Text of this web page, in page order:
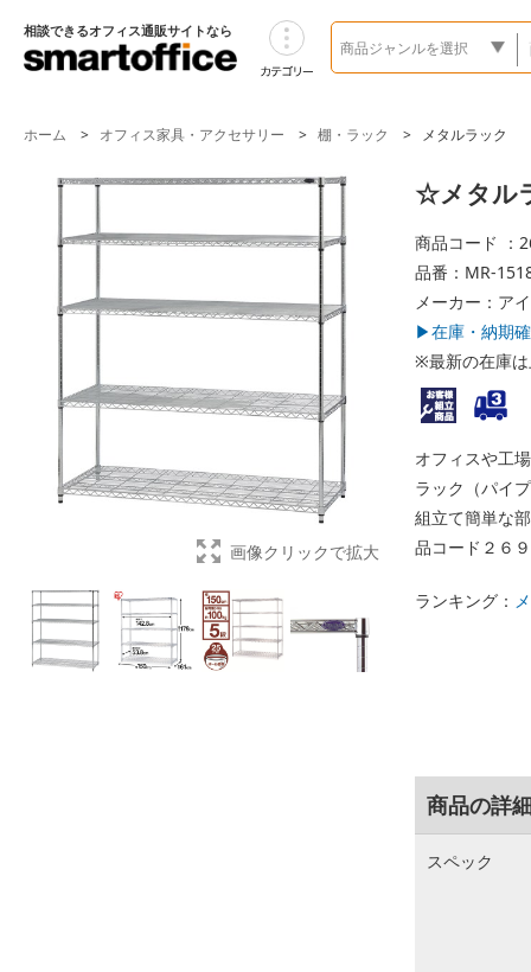
相談できるオフィス通販サイトなら
ホーム オフィス家具・アクセサリー 棚・ラック メタルラック
画像クリックで拡大
☆メタル
商品コード ：
品番：MR-
メーカー：ア
▶在庫・納期
※最新の在庫
オフィスや工
ラック（パイ
組立て簡単な
品コード２６
ランキング：
商品の詳
スペック